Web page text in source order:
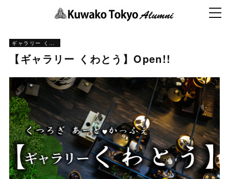
ギャラリー くわとう
【ギャラリー くわとう】Open!!